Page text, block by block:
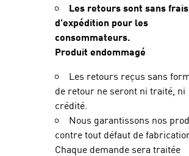
Les retours sont sans frais
d'expédition pour les
consommateurs.
Produit endommagé
Les retours reçus sans
de retour ne seront ni traité, ni
crédité.
Nous garantissons nos
contre tout défaut de
Chaque demande sera traitée